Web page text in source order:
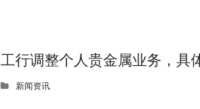
工行调整个人贵金属业务，具
新闻资讯